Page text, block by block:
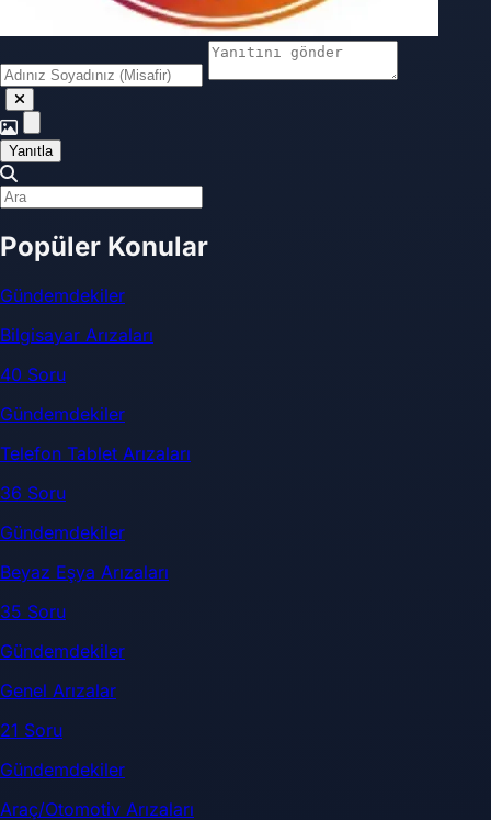
Yanıtla
Popüler Konular
Gündemdekiler
Bilgisayar Arızaları
40 Soru
Gündemdekiler
Telefon Tablet Arızaları
36 Soru
Gündemdekiler
Beyaz Eşya Arızaları
35 Soru
Gündemdekiler
Genel Arızalar
21 Soru
Gündemdekiler
Araç/Otomotiv Arızaları